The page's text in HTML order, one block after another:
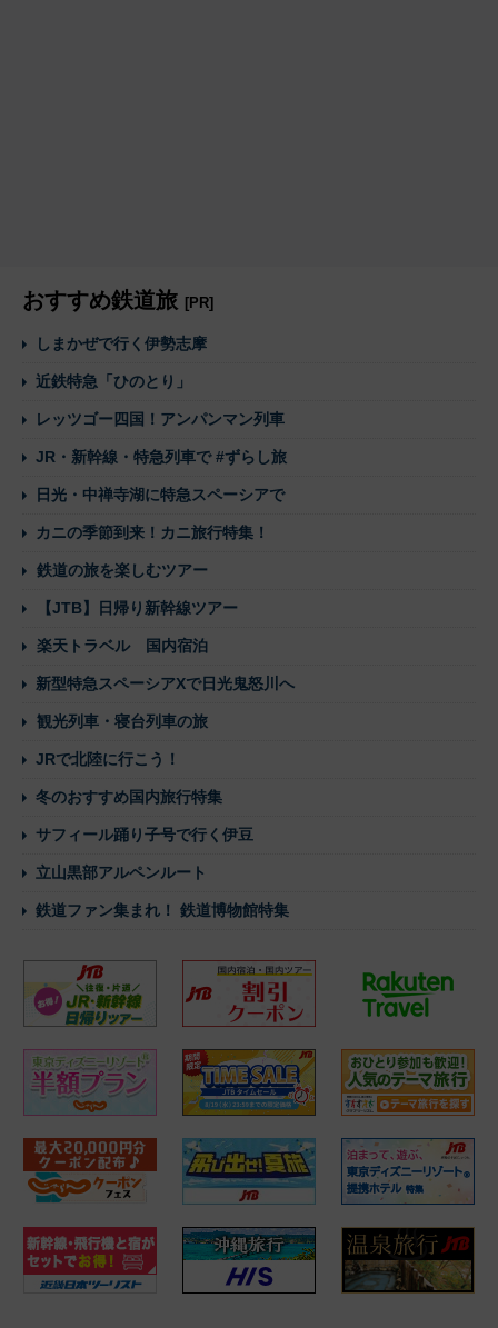
おすすめ鉄道旅 [PR]
しまかぜで行く伊勢志摩
近鉄特急「ひのとり」
レッツゴー四国！アンパンマン列車
JR・新幹線・特急列車で #ずらし旅
日光・中禅寺湖に特急スペーシアで
カニの季節到来！カニ旅行特集！
鉄道の旅を楽しむツアー
【JTB】日帰り新幹線ツアー
楽天トラベル 国内宿泊
新型特急スペーシアXで日光鬼怒川へ
観光列車・寝台列車の旅
JRで北陸に行こう！
冬のおすすめ国内旅行特集
サフィール踊り子号で行く伊豆
立山黒部アルペンルート
鉄道ファン集まれ！ 鉄道博物館特集